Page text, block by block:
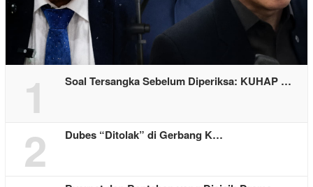
1 Soal Tersangka Sebelum Diperiksa: KUHAP …
2 Dubes “Ditolak” di Gerbang K…